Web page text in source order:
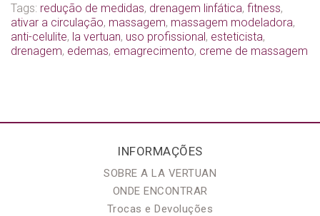
Tags: redução de medidas, drenagem linfática, fitness,
ativar a circulação, massagem, massagem modeladora,
anti-celulite, la vertuan, uso profissional, esteticista,
drenagem, edemas, emagrecimento, creme de massagem
INFORMAÇÕES
SOBRE A LA VERTUAN
ONDE ENCONTRAR
Trocas e Devoluções